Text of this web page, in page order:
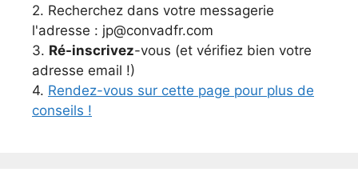
2. Recherchez dans votre messagerie
l'adresse : jp@convadfr.com
3. Ré-inscrivez-vous (et vérifiez bien votre
adresse email !)
4. Rendez-vous sur cette page pour plus de
conseils !